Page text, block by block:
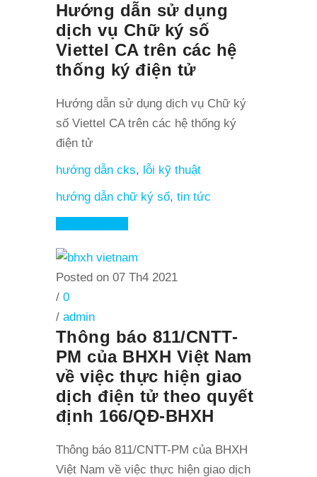
Hướng dẫn sử dụng
dịch vụ Chữ ký số
Viettel CA trên các hệ
thống ký điện tử
Hướng dẫn sử dụng dịch vụ Chữ ký
số Viettel CA trên các hệ thống ký
điện tử
hướng dẫn cks, lỗi kỹ thuật
hướng dẫn chữ ký số, tin tức
Posted on 07 Th4 2021
/ 0
/ admin
Thông báo 811/CNTT-
PM của BHXH Việt Nam
về việc thực hiện giao
dịch điện tử theo quyết
định 166/QĐ-BHXH
Thông báo 811/CNTT-PM của BHXH
Việt Nam về việc thực hiện giao dịch